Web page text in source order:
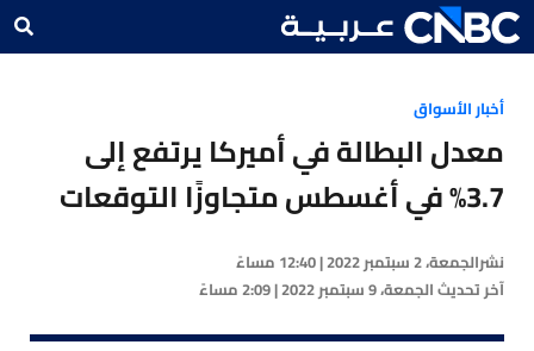
أخبار الأسواق
معدل البطالة في أميركا يرتفع إلى
3.7% في أغسطس متجاوزًا التوقعات
نشرالجمعة، 2 سبتمبر 2022 | 12:40 مساءً
آخر تحديثالجمعة، 9 سبتمبر 2022 | 2:09 مساءً